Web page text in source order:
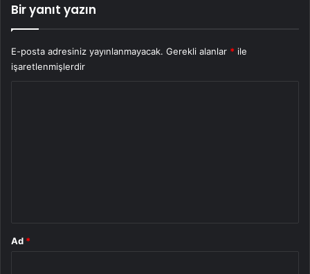
Bir yanıt yazın
E-posta adresiniz yayınlanmayacak. Gerekli alanlar * ile
işaretlenmişlerdir
Ad *